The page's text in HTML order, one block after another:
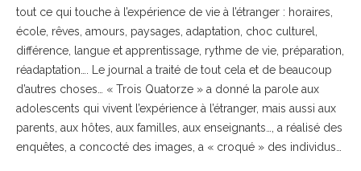
tout ce qui touche à l’expérience de vie à l’étranger : horaires,
école, rêves, amours, paysages, adaptation, choc culturel,
différence, langue et apprentissage, rythme de vie, préparation,
réadaptation…. Le journal a traité de tout cela et de beaucoup
d’autres choses… « Trois Quatorze » a donné la parole aux
adolescents qui vivent l’expérience à l’étranger, mais aussi aux
parents, aux hôtes, aux familles, aux enseignants…, a réalisé des
enquêtes, a concocté des images, a « croqué » des individus…